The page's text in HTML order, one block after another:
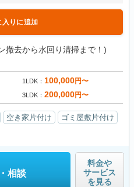
入りに追加
去から水回り清掃まで！)
1LDK 100,000円〜
3LDK 200,000円〜
空き家片付け
ゴミ屋敷片付け
相談
料金や
サービス
を見る